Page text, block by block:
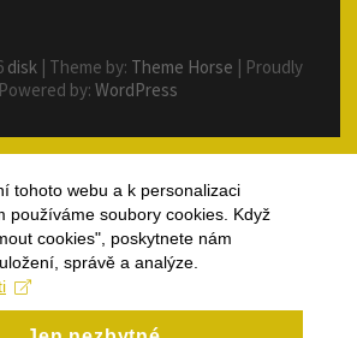
disk| Theme by: Theme Horse | Proudly
Powered by: WordPress
tohoto webu a k personalizaci
používáme soubory cookies. Když
cookies", poskytnete nám
správě a analýze.